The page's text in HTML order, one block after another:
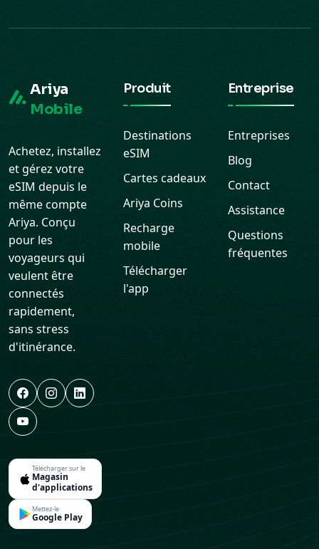
Ariya
Mobile
Achetez, installez
et gérez votre
eSIM depuis le
même compte
Ariya. Conçu
pour les
voyageurs qui
veulent être
connectés
rapidement,
sans stress
d'itinérance.
Télécharger sur le
Magasin
d'applications
Mettez-le
Google Play
Produit
Destinations
eSIM
Cartes cadeaux
Ariya Coins
Recharge
mobile
Télécharger
l'app
Entreprise
Entreprises
Blog
Contact
Assistance
Questions
fréquentes